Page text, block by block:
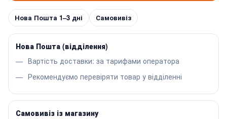
Нова Пошта 1–3 дні Самовивіз
Нова Пошта (відділення)
Вартість доставки: за тарифами оператора
Рекомендуємо перевіряти товар у відділенні
Самовивіз із магазину